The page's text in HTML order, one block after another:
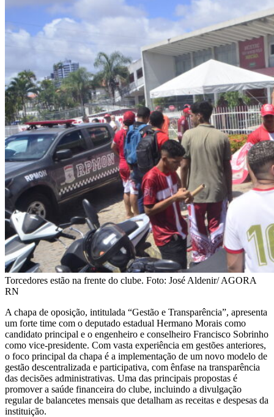
Torcedores estão na frente do clube. Foto: José Aldenir/ AGORA
RN
A chapa de oposição, intitulada “Gestão e Transparência”, apresenta
um forte time com o deputado estadual Hermano Morais como
candidato principal e o engenheiro e conselheiro Francisco Sobrinho
como vice-presidente. Com vasta experiência em gestões anteriores,
o foco principal da chapa é a implementação de um novo modelo de
gestão descentralizada e participativa, com ênfase na transparência
das decisões administrativas. Uma das principais propostas é
promover a saúde financeira do clube, incluindo a divulgação
regular de balancetes mensais que detalham as receitas e despesas da
instituição.